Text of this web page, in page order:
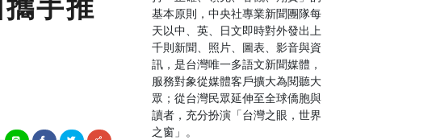
手推
基本原則，中央社專業新聞團隊每
天以中、英、日文即時對外發出上
千則新聞、照片、圖表、影音與資
訊，是台灣唯一多語文新聞媒體，
服務對象從媒體客戶擴大為閱聽大
眾；從台灣民眾延伸至全球僑胞與
讀者，充分扮演「台灣之眼，世界
之窗」。